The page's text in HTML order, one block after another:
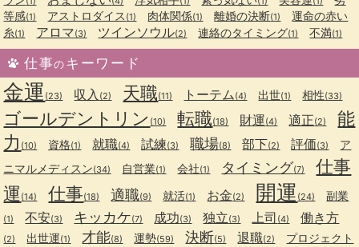
等感(1) アストロダイス (1) 肉体関係(1) 離婚の決断(1)
運命の赤い
糸(1) アロマ(3) ツインソウル(2) 連絡のタイミング(1) 不満(1)
仕事のキーワード
金運 (23) 収入 (2) 天職(11) トーテム(4) 出世(1) 相性(33)
ゴールデントリン (10) 転職(18) 財運(4) 適正(2)
能
力 (10) 資格(1) 就職(4) 試練(3) 職場(8) 部下(2) 評価(3)
ア
ニマルメディスン(34) 自営業(1) 会社(1) タイミング(7)
仕事
運 (14) 仕事(18) 適職(9) 就活(1) お金(2) 開運 (24) 副業
(1) 不安(3) キッカケ(7) 成功(3) 独立(3) 上司 (4) 働き方
(2) 出世運(1) 才能(8) 運勢(59) 決断(5) 退職(2) プロジェクト